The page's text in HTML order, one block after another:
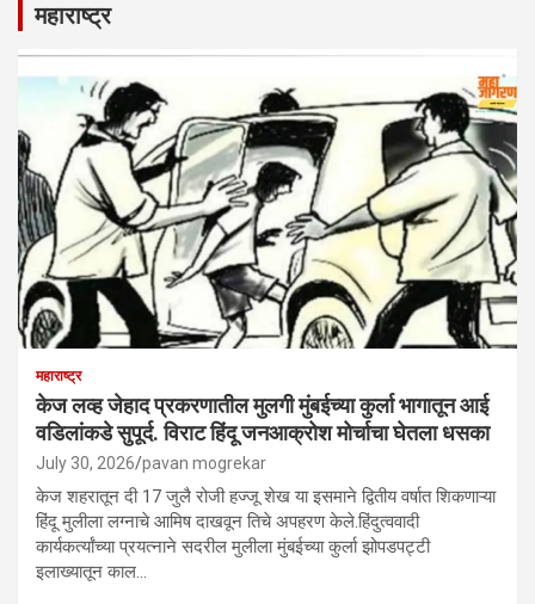
महाराष्ट्र
महाराष्ट्र
केज लव्ह जेहाद प्रकरणातील मुलगी मुंबईच्या कुर्ला भागातून आई
वडिलांकडे सुपूर्द. विराट हिंदू जनआक्रोश मोर्चाचा घेतला धसका
July 30, 2026 pavan mogrekar
केज शहरातून दी 17 जुलै रोजी हज्जू शेख या इसमाने द्वितीय वर्षात शिकणाऱ्या
हिंदू मुलीला लग्नाचे आमिष दाखवून तिचे अपहरण केले.हिंदुत्ववादी
कार्यकर्त्यांच्या प्रयत्नाने सदरील मुलीला मुंबईच्या कुर्ला झोपडपट्टी
इलाख्यातून काल…